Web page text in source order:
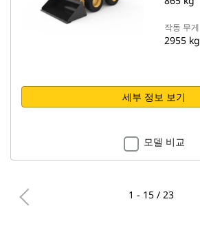
작동 무게
2955 kg
세부 정보 보기
모델 비교
1 - 15 / 23